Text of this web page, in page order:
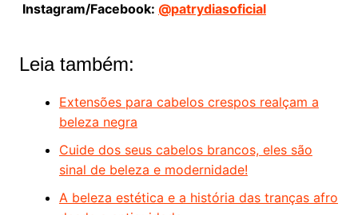
Instagram/Facebook: @patrydiasoficial
Leia também:
Extensões para cabelos crespos realçam a
beleza negra
Cuide dos seus cabelos brancos, eles são
sinal de beleza e modernidade!
A beleza estética e a história das tranças afro